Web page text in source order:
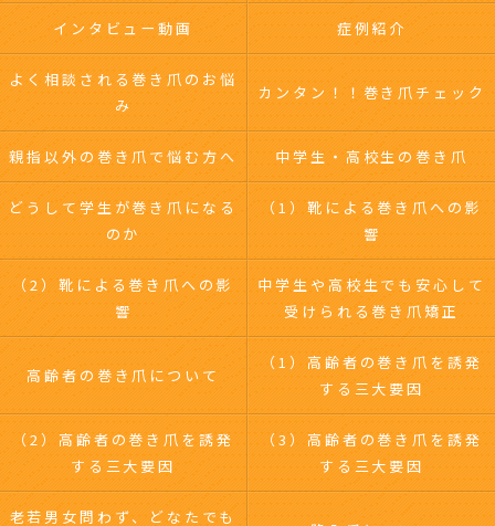
インタビュー動画 症例紹介
よく相談される巻き爪のお悩
み
カンタン！！巻き爪チェック
親指以外の巻き爪で悩む方へ 中学生・高校生の巻き爪
どうして学生が巻き爪になる
のか
（1）靴による巻き爪への影
響
（2）靴による巻き爪への影
響
中学生や高校生でも安心して
受けられる巻き爪矯正
高齢者の巻き爪について
（1）高齢者の巻き爪を誘発
する三大要因
（2）高齢者の巻き爪を誘発
する三大要因
（3）高齢者の巻き爪を誘発
する三大要因
老若男女問わず、どなたでも